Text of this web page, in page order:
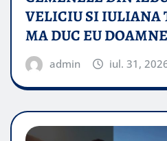
VELICIU SI IULIANA
MA DUC EU DOAMNE
admin iul. 31,